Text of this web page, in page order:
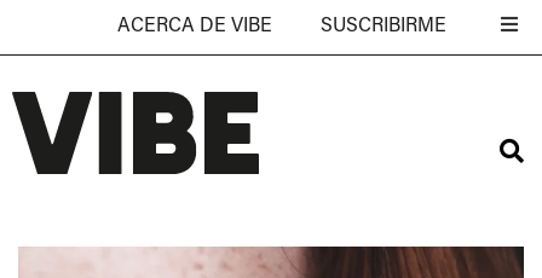
ACERCA DE VIBE SUSCRIBIRME